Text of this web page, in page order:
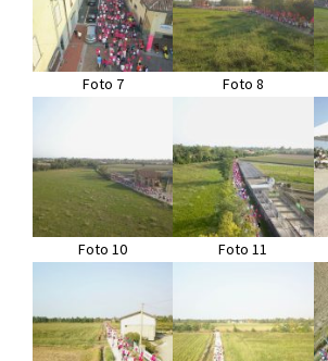
Foto 7 Foto 8
Foto 10 Foto 11